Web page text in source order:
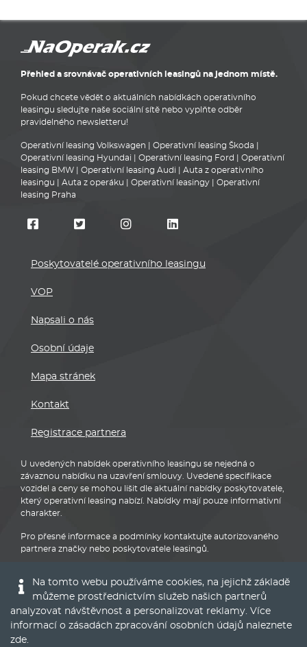
Přehled a srovnávač operativních leasingů na jednom místě.
Pokud chcete vědět o aktuálních nabídkách operativního
leasingu sledujte naše sociální sítě nebo vyplňte odběr
pravidelného newsletteru!
Operativní leasing Volkswagen Operativní leasing Škoda
Operativní leasing Hyundai
Operativní leasing Ford
Operativní
leasing BMW
Operativní leasing Audi
Auta z operativního
leasingu
Auta z operáku Operativní leasingy
Operativní
leasing Praha
Poskytovatelé operativního leasingu
VOP
Napsali o nás
Osobní údaje
Mapa stránek
Kontakt
Registrace partnera
U uvedených nabídek operativního leasingu se nejedná o
závaznou nabídku na uzavření smlouvy. Uvedené specifikace
vozidel a ceny se mohou lišit dle aktuální nabídky poskytovatele,
který operativní leasing nabízí. Nabídky mají pouze informativní
charakter.
Pro přesné informace a podmínky kontaktujte autorizovaného
partnera značky nebo poskytovatele leasingů.
Na tomto webu používáme cookies, na jejichž základě
můžeme prostřednictvím služeb našich partnerů
analyzovat návštěvnost a personalizovat reklamy. Více
informací o zásadách zpracování osobních údajů naleznete
zde.